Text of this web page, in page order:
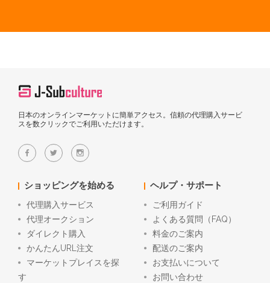
日本のオンラインマーケットに簡単アクセス。信頼の代理購入サービ
スを数クリックでご利用いただけます。
ショッピングを始める
代理購入サービス
代理オークション
ダイレクト購入
かんたんURL注文
マーケットプレイスを探
す
ヘルプ・サポート
ご利用ガイド
よくある質問（FAQ）
料金のご案内
配送のご案内
お支払いについて
お問い合わせ